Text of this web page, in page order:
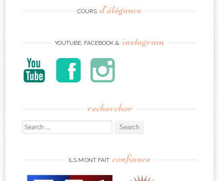
COURS d’élégance
YOUTUBE, FACEBOOK & instagram
rechercher
Search
for:
ILS M’ONT FAIT confiance